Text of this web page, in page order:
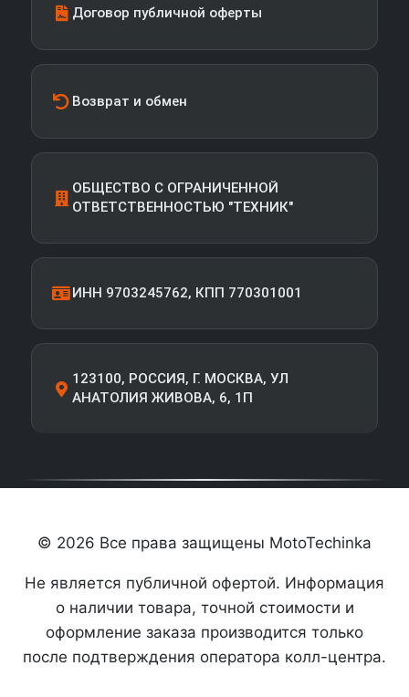
Договор публичной оферты
Возврат и обмен
ОБЩЕСТВО С ОГРАНИЧЕННОЙ
ОТВЕТСТВЕННОСТЬЮ "ТЕХНИК"
ИНН 9703245762, КПП 770301001
123100, РОССИЯ, Г. МОСКВА, УЛ
АНАТОЛИЯ ЖИВОВА, 6, 1П
© 2026 Все права защищены MotoTechinka
Не является публичной офертой. Информация
о наличии товара, точной стоимости и
оформление заказа производится только
после подтверждения оператора колл-центра.